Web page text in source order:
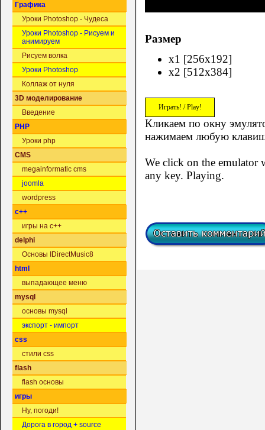
Графика
Уроки Photoshop - Чудеса
Уроки Photoshop - Рисуем и
анимируем
Рисуем волка
Уроки Photoshop
Коллаж от нуля
3D моделирование
Введение
PHP
Уроки php
CMS
megainformatic cms
joomla
wordpress
c++
игры на c++
delphi
Основы IDirectMusic8
html
выпадающее меню
mysql
основы mysql
экспорт - импорт
css
стили css
flash
flash основы
игры
Ну, погоди!
Дорога в город + source
Размер
x1 [256x192]
x2 [512x384]
Играть! / Play!
Кликаем по окну
нажимаем любую
We click on the emulator
any key. Playing.